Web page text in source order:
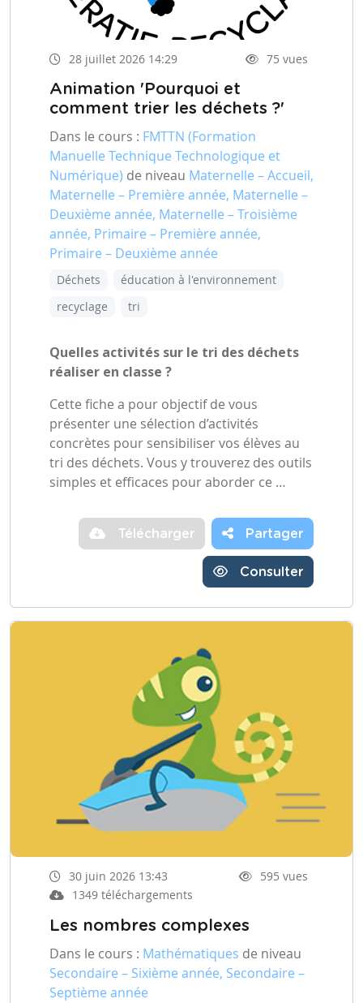
28 juillet 2026 14:29 75 vues
Animation 'Pourquoi et
comment trier les déchets ?'
Dans le cours : FMTTN (Formation
Manuelle Technique Technologique et
Numérique) de niveau Maternelle – Accueil,
Maternelle – Première année, Maternelle –
Deuxième année, Maternelle – Troisième
année, Primaire – Première année,
Primaire – Deuxième année
Déchets
éducation à l'environnement
recyclage
tri
Quelles activités sur le tri des déchets
réaliser en classe ?
Cette fiche a pour objectif de vous
présenter une sélection d’activités
concrètes pour sensibiliser vos élèves au
tri des déchets. Vous y trouverez des outils
simples et efficaces pour aborder ce …
Télécharger Partager
Consulter
30 juin 2026 13:43
595 vues
1349 téléchargements
Les nombres complexes
Dans le cours : Mathématiques de niveau
Secondaire – Sixième année, Secondaire –
Septième année